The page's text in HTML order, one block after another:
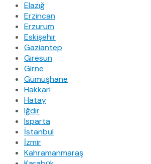
Elazığ
Erzincan
Erzurum
Eskişehir
Gaziantep
Giresun
Girne
Gümüşhane
Hakkari
Hatay
Iğdır
Isparta
İstanbul
İzmir
Kahramanmaraş